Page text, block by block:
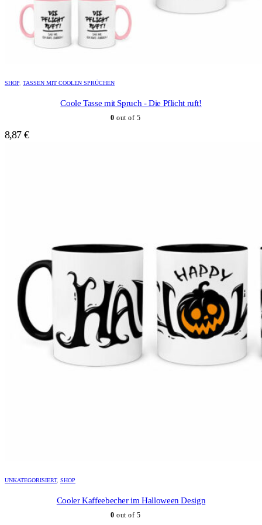
Produkt
Die
SHOP TASSEN MIT COOLEN SPRÜCHEN
Coole Tasse mit Spruch - Die Pflicht ruft!
0 out of 5
8,87 €
UNKATEGORISIERT, SHOP
Cooler Kaffeebecher im Halloween Design
0 out of 5